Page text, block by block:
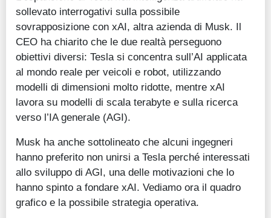
sollevato interrogativi sulla possibile
sovrapposizione con xAI, altra azienda di Musk. Il
CEO ha chiarito che le due realtà perseguono
obiettivi diversi: Tesla si concentra sull’AI applicata
al mondo reale per veicoli e robot, utilizzando
modelli di dimensioni molto ridotte, mentre xAI
lavora su modelli di scala terabyte e sulla ricerca
verso l’IA generale (AGI).
Musk ha anche sottolineato che alcuni ingegneri
hanno preferito non unirsi a Tesla perché interessati
allo sviluppo di AGI, una delle motivazioni che lo
hanno spinto a fondare xAI. Vediamo ora il quadro
grafico e la possibile strategia operativa.